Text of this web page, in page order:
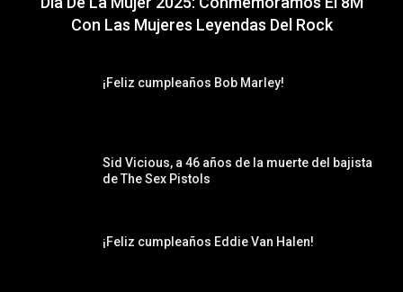
Con Las Mujeres Leyendas Del Rock
¡Feliz cumpleaños Bob Marley!
Sid Vicious, a 46 años de la muerte del bajista
de The Sex Pistols
¡Feliz cumpleaños Eddie Van Halen!